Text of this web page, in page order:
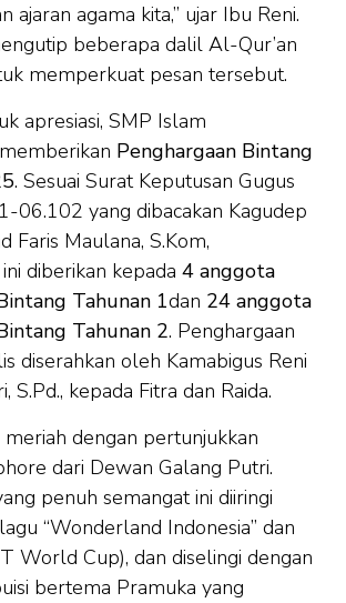
ajaran agama kita,” ujar Ibu Reni.
beberapa dalil Al-Qur’an
memperkuat pesan tersebut.
apresiasi, SMP Islam
Penghargaan Bintang
. Sesuai Surat Keputusan Gugus
06.102 yang dibacakan Kagudep
Faris Maulana, S.Kom,
diberikan kepada 4 anggota
Tahunan 1dan 24 anggota
Tahunan 2. Penghargaan
diserahkan oleh Kamabigus Reni
S.Pd., kepada Fitra dan Raida.
dengan pertunjukkan
dari Dewan Galang Putri.
penuh semangat ini diiringi
“Wonderland Indonesia” dan
World Cup), dan diselingi dengan
bertema Pramuka yang